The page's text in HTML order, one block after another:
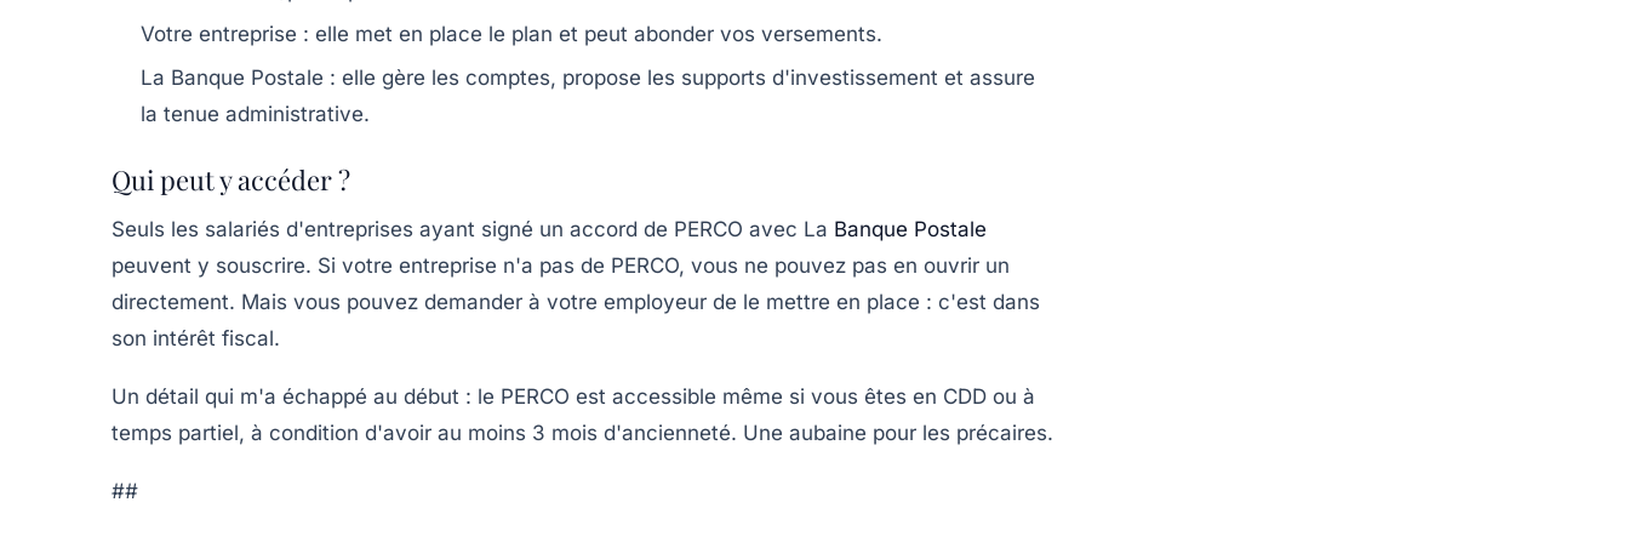
Votre entreprise : elle met en place le plan et peut abonder vos versements.
La Banque Postale : elle gère les comptes, propose les supports d'investissement et assure
la tenue administrative.
Qui peut y accéder ?
Seuls les salariés d'entreprises ayant signé un accord de PERCO avec La Banque Postale
peuvent y souscrire. Si votre entreprise n'a pas de PERCO, vous ne pouvez pas en ouvrir un
directement. Mais vous pouvez demander à votre employeur de le mettre en place : c'est dans
son intérêt fiscal.
Un détail qui m'a échappé au début : le PERCO est accessible même si vous êtes en CDD ou à
temps partiel, à condition d'avoir au moins 3 mois d'ancienneté. Une aubaine pour les précaires.
##